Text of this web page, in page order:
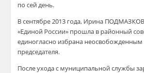
по сей день.
В сентябре 2013 года, Ирина
«Единой России» прошла в районный
единогласно избрана неосвобожденным
председателя.
После ухода с муниципальной службы